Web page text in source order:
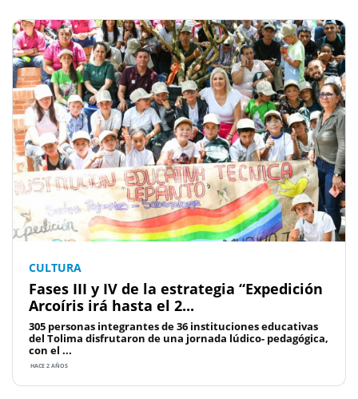
CULTURA
Fases III y IV de la estrategia “Expedición
Arcoíris irá hasta el 2...
305 personas integrantes de 36 instituciones educativas
del Tolima disfrutaron de una jornada lúdico- pedagógica,
con el ...
HACE 2 AÑOS